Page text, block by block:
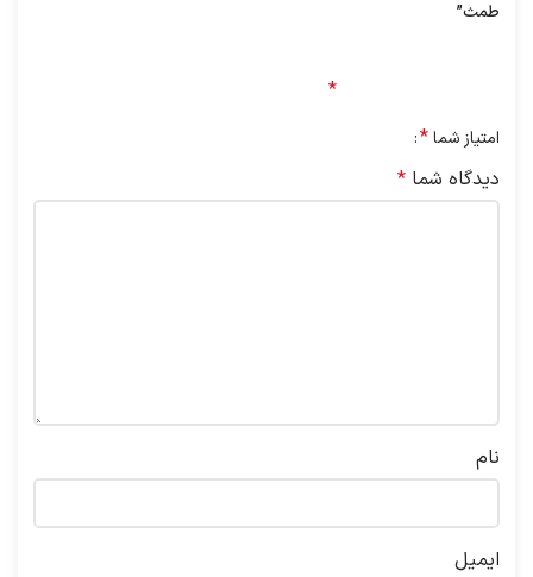
طمث”
*
امتیاز شما*
دیدگاه شما *
نام
ایمیل